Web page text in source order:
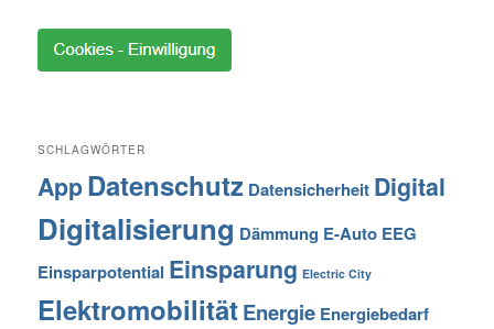
SCHLAGWÖRTER
AppDatenschutz Datensicherheit Digital
Digitalisierung Dämmung E-Auto EEG
Einsparpotential Einsparung Electric City
ElektromobilitätEnergie Energiebedarf